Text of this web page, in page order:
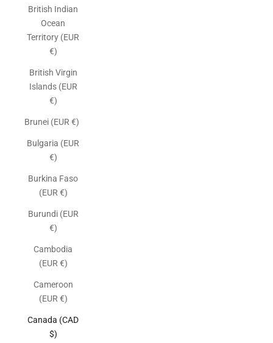
British Indian
Ocean
Territory (EUR
€)
British Virgin
Islands (EUR
€)
Brunei (EUR €)
Bulgaria (EUR
€)
Burkina Faso
(EUR €)
Burundi (EUR
€)
Cambodia
(EUR €)
Cameroon
(EUR €)
Canada (CAD
$)